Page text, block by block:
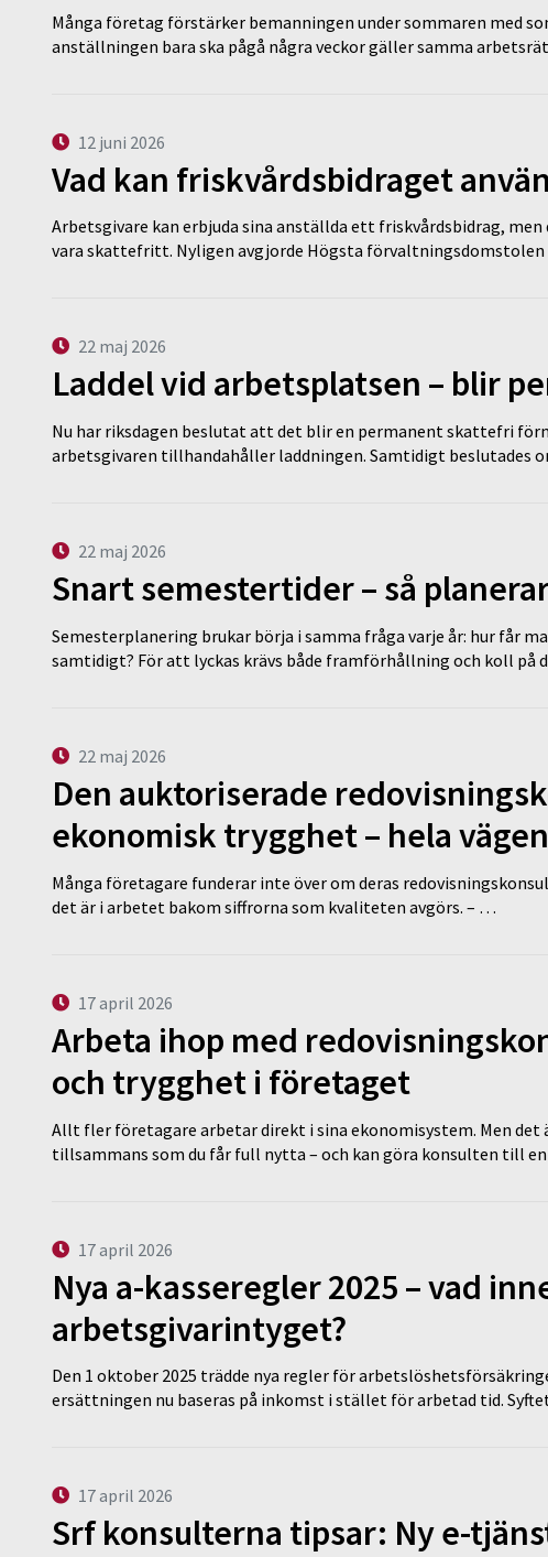
Många företag förstärker bemanningen under sommaren med
anställningen bara ska pågå några veckor gäller samma
12 juni 2026
Vad kan friskvårdsbidraget
Arbetsgivare kan erbjuda sina anställda ett friskvårdsbidrag,
vara skattefritt. Nyligen avgjorde Högsta
22 maj 2026
Laddel vid arbetsplatsen – blir
Nu har riksdagen beslutat att det blir en permanent skattefri
arbetsgivaren tillhandahåller laddningen. Samtidigt beslutades
22 maj 2026
Snart semestertider – så
Semesterplanering brukar börja i samma fråga varje år: hur får
samtidigt? För att lyckas krävs både framförhållning och koll på
22 maj 2026
Den auktoriserade
ekonomisk trygghet – hela vägen
Många företagare funderar inte över om deras
det är i arbetet bakom siffrorna som kvaliteten avgörs. – …
17 april 2026
Arbeta ihop med
och trygghet i företaget
Allt fler företagare arbetar direkt i sina ekonomisystem. Men
tillsammans som du får full nytta – och kan göra konsulten till
17 april 2026
Nya a-kasseregler 2025 – vad
arbetsgivarintyget?
Den 1 oktober 2025 trädde nya regler för
ersättningen nu baseras på inkomst i stället för arbetad tid.
17 april 2026
Srf konsulterna tipsar: Ny e-